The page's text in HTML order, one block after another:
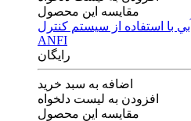
مقایسه این محصول
با استفاده از سيستم كنترل
ANFI
رایگان
اضافه به سبد خرید
افزودن به لیست دلخواه
مقایسه این محصول